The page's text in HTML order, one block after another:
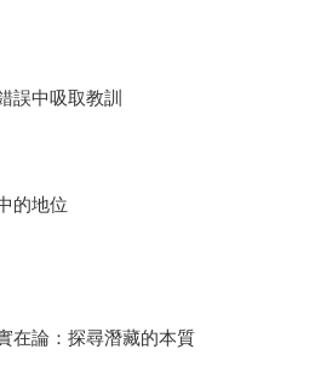
誤中吸取教訓
的地位
論：探尋潛藏的本質